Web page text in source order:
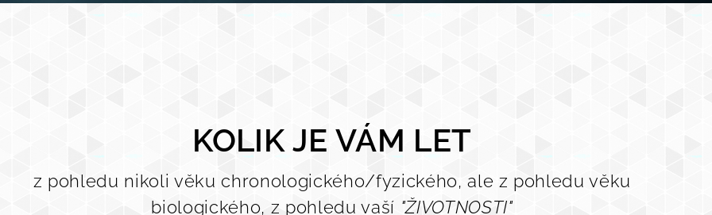
KOLIK JE VÁM LET
z pohledu nikoli věku chronologického/fyzického, ale z pohledu věku
biologického, z pohledu vaší "ŽIVOTNOSTI"